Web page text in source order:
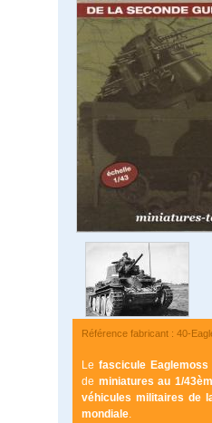
Référence fabricant : 40-
Lefascicule Eaglemoss
de miniatures au 1/
véhicules militaires de
mondiale.